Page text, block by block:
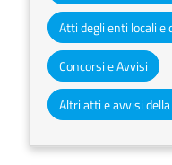
Concorsi e Avvisi